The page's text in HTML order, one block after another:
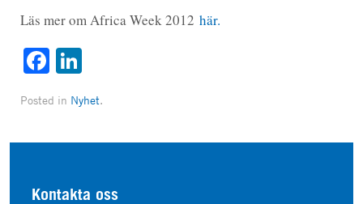
Läs mer om Africa Week 2012 här.
Facebook
LinkedIn
Posted in Nyhet.
Kontakta oss